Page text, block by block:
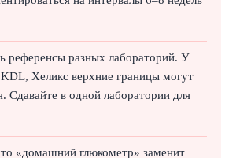
референсы разных лабораторий. У
Хеликс верхние границы могут
Сдавайте в одной лаборатории для
«домашний глюкометр» заменит